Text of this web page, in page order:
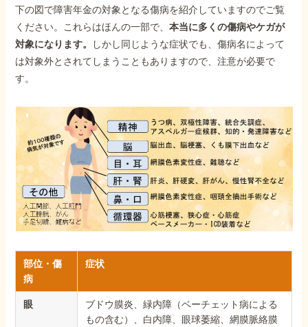
下の図で障害年金の対象となる傷病を紹介していますのでご覧
ください。これらはほんの一部で、本当に多くの傷病やケガが
対象になります。
しかし同じような症状でも、傷病名によって
は対象外とされてしまうこともありますので、注意が必要で
す。
部位・傷
病
症状
眼
ブドウ膜炎、緑内障（ベーチェット病による
もの含む）、白内障、眼球萎縮、網膜脈絡膜